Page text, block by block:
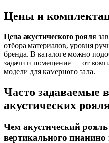
Цены и
Цена акустического рояля
отбора материалов, уровня
бренда. В каталоге можно
задачи и помещение — от
модели для камерного зала.
Часто задаваемые
акустических
Чем акустический рояль
вертикального